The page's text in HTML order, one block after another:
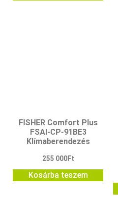
FISHER Comfort Plus
FSAI-CP-91BE3
Klímaberendezés
255 000Ft
Kosárba teszem